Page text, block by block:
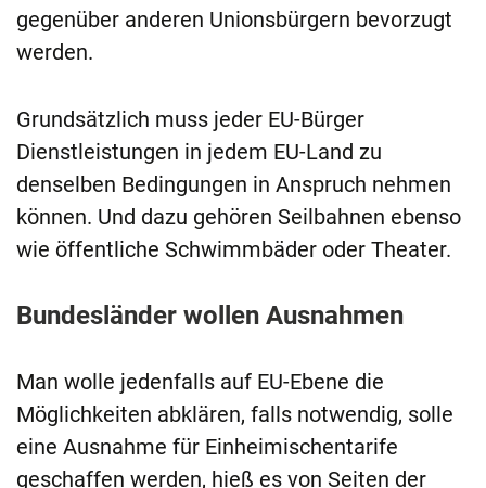
gegenüber anderen Unionsbürgern bevorzugt
werden.
Grundsätzlich muss jeder EU-Bürger
Dienstleistungen in jedem EU-Land zu
denselben Bedingungen in Anspruch nehmen
können. Und dazu gehören Seilbahnen ebenso
wie öffentliche Schwimmbäder oder Theater.
Bundesländer wollen Ausnahmen
Man wolle jedenfalls auf EU-Ebene die
Möglichkeiten abklären, falls notwendig, solle
eine Ausnahme für Einheimischentarife
geschaffen werden, hieß es von Seiten der